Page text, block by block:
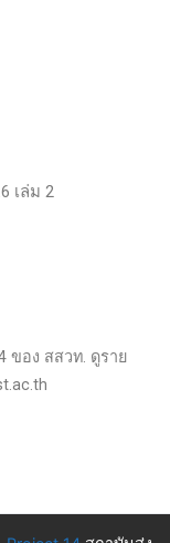
เล่ม 2
ของ สสวท. ดูราย